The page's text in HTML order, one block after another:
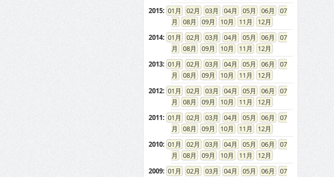
2015: 01 02 03 04 05 06
07
08
09 10 11
12
2014: 01 02 03 04 05 06
07
08
09 10 11
12
2013: 01 02 03 04 05 06
07
08
09 10 11
12
2012: 01 02 03 04 05 06
07
08
09 10 11
12
2011: 01 02 03 04 05 06
07
08
09 10 11
12
2010: 01 02 03 04 05 06
07
08
09 10 11
12
2009: 01 02 03 04 05 06
07